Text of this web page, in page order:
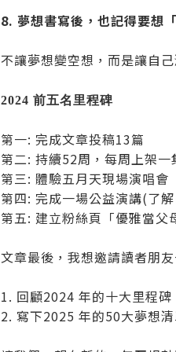
8. 夢想書寫後，也記得要想「
不讓夢想變空想，而是讓自
2024 前五名里程碑
第一: 完成文章投稿13篇
第二: 持續52周，每周上架
第三: 體驗五月天現場演唱會
第四: 完成一場公益演講(了
第五: 建立粉絲頁「優雅當父
文章最後，我想邀請讀者朋
1. 回顧2024 年的十大里程碑
2. 寫下2025 年的50大夢想